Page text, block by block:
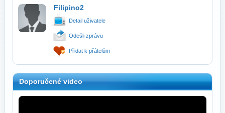
Filipino2
Detail uživatele
Odešli zprávu
Přidat k přátelům
Doporučené video